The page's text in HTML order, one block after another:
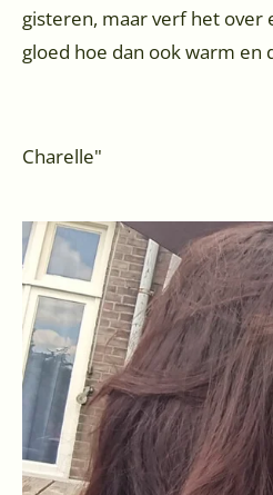
gisteren, maar verf het over
gloed hoe dan ook warm en
Charelle"